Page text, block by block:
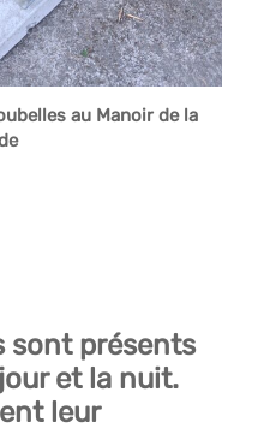
au Manoir de la
sont présents
et la nuit.
leur